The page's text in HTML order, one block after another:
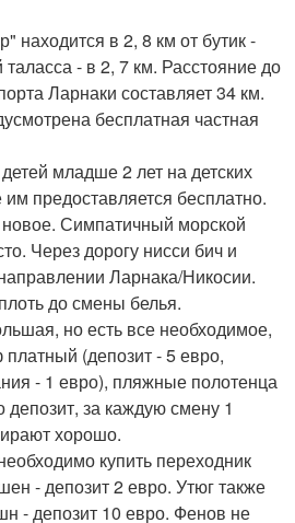
находится в 2, 8 км от бутик -
- в 2, 7 км. Расстояние до
Ларнаки составляет 34 км.
бесплатная частная
младше 2 лет на детских
предоставляется бесплатно.
Симпатичный морской
Через дорогу нисси бич и
Ларнака/Никосии.
до смены белья.
но есть все необходимое,
(депозит - 5 евро,
- 1 евро), пляжные полотенца
за каждую смену 1
хорошо.
купить переходник
- депозит 2 евро. Утюг также
- депозит 10 евро. Фенов не